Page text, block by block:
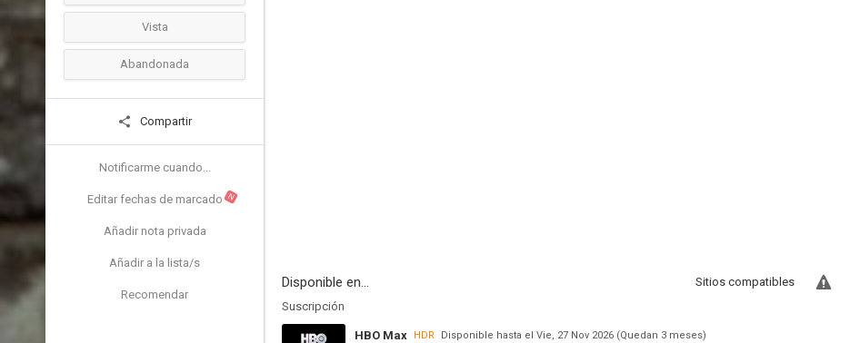
Vista
Abandonada
Compartir
Notificarme cuando...
Editar fechas de marcado N
Añadir nota privada
Añadir a la lista/s
Recomendar
Disponible en...
Sitios compatibles
Suscripción
HBO Max HDR Disponible hasta el Vie, 27 Nov 2026 (Quedan 3 meses)